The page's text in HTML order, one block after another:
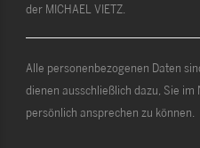
der MICHAEL VIETZ.
Alle personenbezogenen Daten
dienen ausschließlich dazu, Sie im
persönlich ansprechen zu können.